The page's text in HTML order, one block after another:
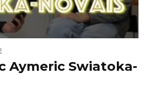
Aymeric Swiatoka-